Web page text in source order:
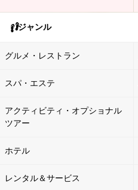
ジャンル
グルメ・レストラン
スパ・エステ
アクティビティ・オプショナル
ツアー
ホテル
レンタル＆サービス